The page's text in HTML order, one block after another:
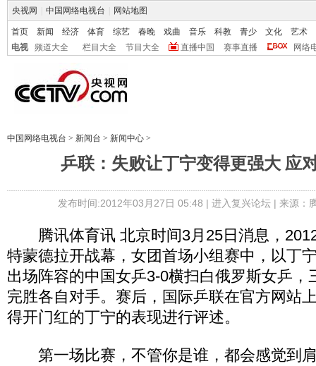
央视网 中国网络电视台 网站地图
首页 新闻 经济 体育 综艺 春晚 戏曲 音乐 科教 青少 文化
艺术
电视
频道大全 栏目大全 节目大全 直播中国 赛事直播 网络
中国网络电视台 > 新闻台 > 新闻中心 >
乒联：失败让丁宁变得更强大 应
发布时间:2012年03月27日 05:48 | 进入复兴论坛| 来源：
腾讯体育讯 北京时间3月25日消息，
特蒙德拉开战幕，女团首场小组赛中，以丁
出场阵容的中国女乒3-0横扫白俄罗斯女乒，
完胜各自对手。赛后，国际乒联在官方网站
得开门红的丁宁的表现进行评述。
第一场比赛，不管你是谁，都会感觉到